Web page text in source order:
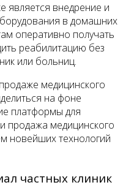
является внедрение и
в домашних
оперативно получать
реабилитацию без
или больниц.
медицинского
на фоне
платформы для
продажа медицинского
новейших технологий
частных клиник